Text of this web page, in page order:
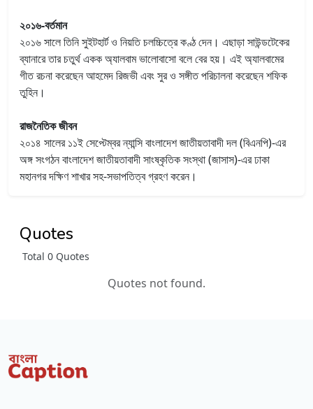
২০১৬-বর্তমান
২০১৬ সালে তিনি সুইটহার্ট ও নিয়তি চলচ্চিত্রে কণ্ঠ দেন। এছাড়া সাউন্ডটেকের
ব্যানারে তার চতুর্থ একক অ্যালবাম ভালোবাসো বলে বের হয়। এই অ্যালবামের
গীত রচনা করেছেন আহমেদ রিজভী এবং সুর ও সঙ্গীত পরিচালনা করেছেন শফিক
তুহিন।
রাজনৈতিক জীবন
২০১৪ সালের ১১ই সেপ্টেম্বর ন্যান্সি বাংলাদেশ জাতীয়তাবাদী দল (বিএনপি)-এর
অঙ্গ সংগঠন বাংলাদেশ জাতীয়তাবাদী সাংষ্কৃতিক সংস্থা (জাসাস)-এর ঢাকা
মহানগর দক্ষিণ শাখার সহ-সভাপতিত্ব গ্রহণ করেন।
Quotes
Total 0 Quotes
Quotes not found.